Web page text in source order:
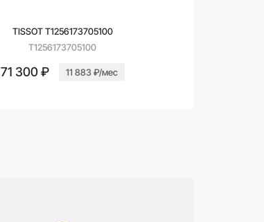
TISSOT T1256173705100
T1256173705100
71 300 ₽ 11 883 ₽/мес